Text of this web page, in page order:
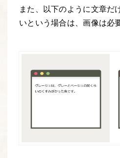
また、以下のように文章だ
いという場合は、画像は必